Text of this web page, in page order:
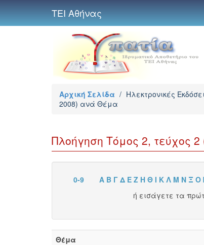
ΤΕΙ Αθήνας
Αρχική Σελίδα / Ηλεκτρονικές
2008) ανά Θέμα
Πλοήγηση Τόμος 2, τεύχος
0-9 Α Β Γ Δ Ε Ζ Η Θ Ι Κ Λ Μ Ν Ξ Ο
ή εισάγετε τα
Θέμα